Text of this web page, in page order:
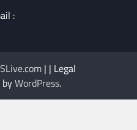
:
| | Legal
byWordPress.